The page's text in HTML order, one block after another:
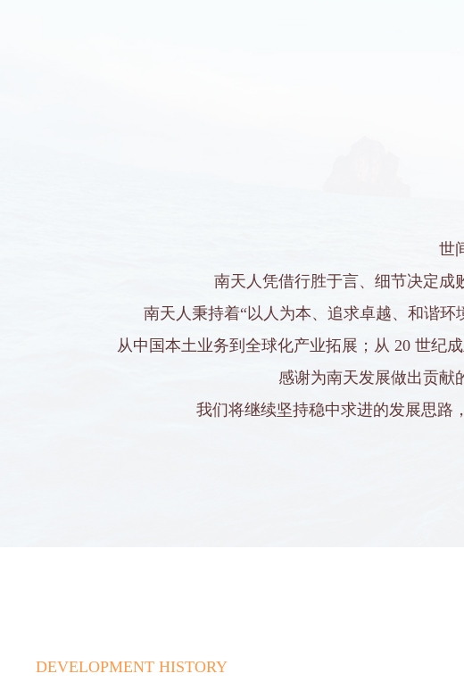
世
南天人凭借行胜于言、细节决定成
南天人秉持着“以人为本、追求卓越、和谐环
从中国本土业务到全球化产业拓展；从 20 世纪
感谢为南天发展做出贡献
我们将继续坚持稳中求进的发展思路
DEVELOPMENT HISTORY